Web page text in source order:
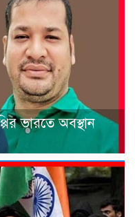
ভারতে অবস্থান